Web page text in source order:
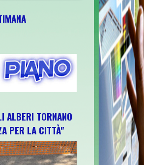
Pescara l'ultima gara
ALBERI TORNANO
PER LA CITTÀ"